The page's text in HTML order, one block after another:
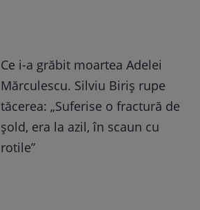
Ce i-a grăbit moartea Adelei
Mărculescu. Silviu Biriș rupe
tăcerea: „Suferise o fractură de
șold, era la azil, în scaun cu
rotile”